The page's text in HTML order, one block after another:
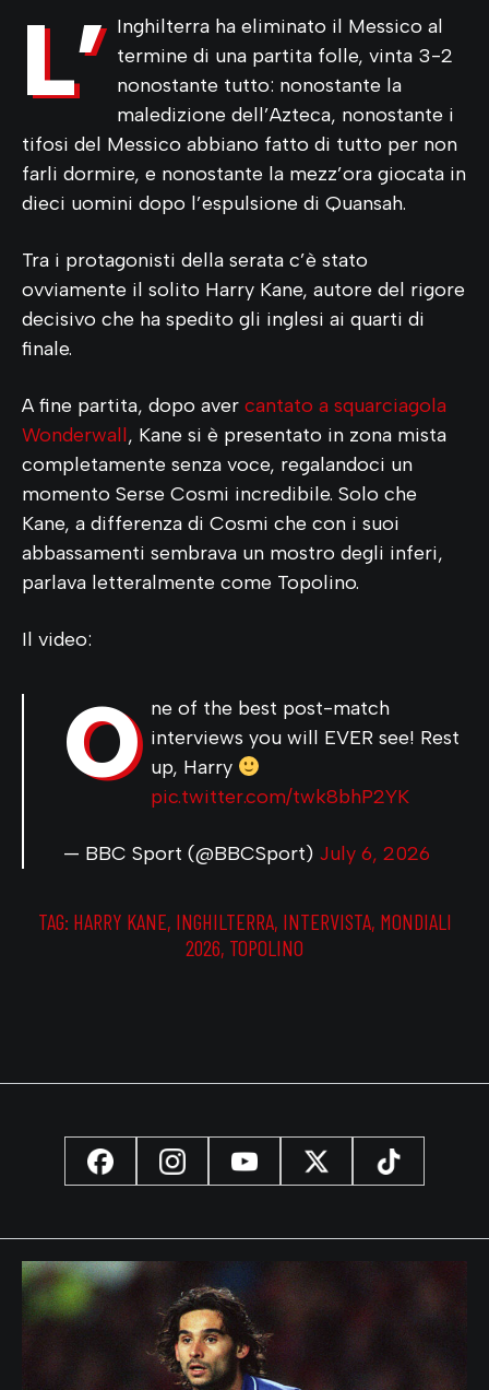
L’ Inghilterra ha eliminato il Messico al
termine di una partita folle, vinta 3-2
nonostante tutto: nonostante la
maledizione dell’Azteca, nonostante i
tifosi del Messico abbiano fatto di tutto per non
farli dormire, e nonostante la mezz’ora giocata in
dieci uomini dopo l’espulsione di Quansah.
Tra i protagonisti della serata c’è stato
ovviamente il solito Harry Kane, autore del rigore
decisivo che ha spedito gli inglesi ai quarti di
finale.
A fine partita, dopo aver cantato a squarciagola
Wonderwall, Kane si è presentato in zona mista
completamente senza voce, regalandoci un
momento Serse Cosmi incredibile. Solo che
Kane, a differenza di Cosmi che con i suoi
abbassamenti sembrava un mostro degli inferi,
parlava letteralmente come Topolino.
Il video:
O ne of the best post-match
interviews you will EVER see! Rest
up, Harry
pic.twitter.com/twk8bhP2YK
— BBC Sport (@BBCSport) July 6, 2026
TAG: HARRY KANE, INGHILTERRA, INTERVISTA, MONDIALI
2026, TOPOLINO